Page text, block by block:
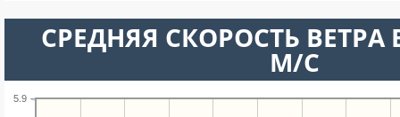
СРЕДНЯЯ СКОРОСТЬ ВЕТРА
М/С
5.9